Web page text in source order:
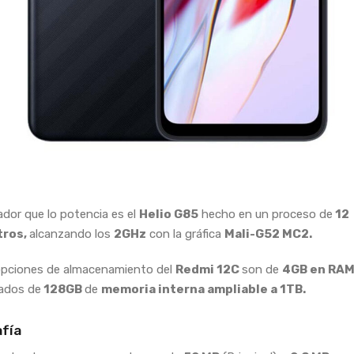
que lo potencia es el Helio G85 hecho en un proceso de 12
alcanzando los 2GHz con la gráfica Mali-G52 MC2.
de almacenamiento del Redmi 12Cson de 4GB en RAM
de 128GBde memoria interna ampliable a 1TB.